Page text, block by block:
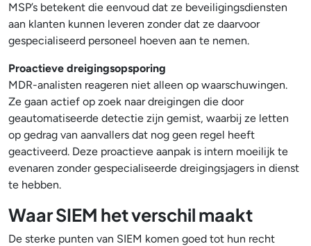
MSP’s betekent die eenvoud dat ze beveiligingsdiensten
aan klanten kunnen leveren zonder dat ze daarvoor
gespecialiseerd personeel hoeven aan te nemen.
Proactieve dreigingsopsporing
MDR-analisten reageren niet alleen op waarschuwingen.
Ze gaan actief op zoek naar dreigingen die door
geautomatiseerde detectie zijn gemist, waarbij ze letten
op gedrag van aanvallers dat nog geen regel heeft
geactiveerd. Deze proactieve aanpak is intern moeilijk te
evenaren zonder gespecialiseerde dreigingsjagers in dienst
te hebben.
Waar SIEM het verschil maakt
De sterke punten van SIEM komen goed tot hun recht